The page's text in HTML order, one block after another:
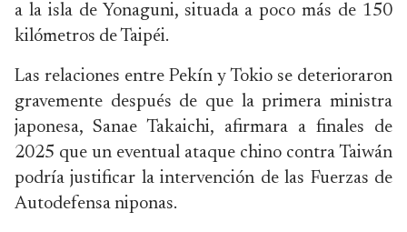
a la isla de Yonaguni, situada a poco más de 150
kilómetros de Taipéi.
Las relaciones entre Pekín y Tokio se deterioraron
gravemente después de que la primera ministra
japonesa, Sanae Takaichi, afirmara a finales de
2025 que un eventual ataque chino contra Taiwán
podría justificar la intervención de las Fuerzas de
Autodefensa niponas.